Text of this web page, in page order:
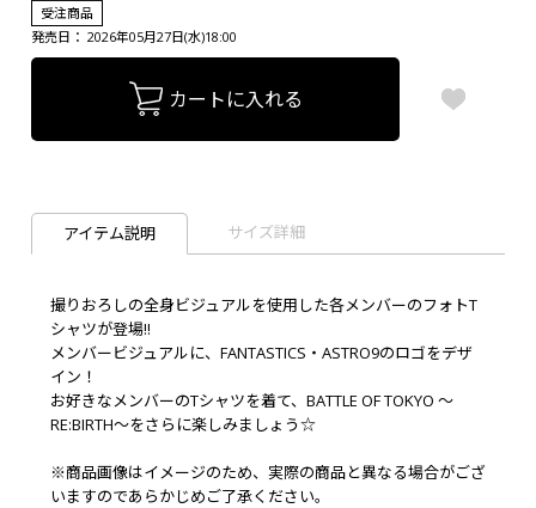
受注商品
発売日： 2026年05月27日(水)18:00
カートに入れる
アイテム説明 サイズ詳細
撮りおろしの全身ビジュアルを使用した各メンバーのフォトT
シャツが登場!!
メンバービジュアルに、FANTASTICS・ASTRO9のロゴをデザ
イン！
お好きなメンバーのTシャツを着て、BATTLE OF TOKYO ～
RE:BIRTH～をさらに楽しみましょう☆
※商品画像はイメージのため、実際の商品と異なる場合がござ
いますのであらかじめご了承ください。